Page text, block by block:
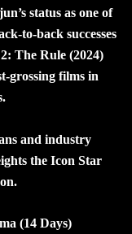
status as one of
to-back successes
The Rule (2024)
grossing films in
and industry
the Icon Star
(14 Days)